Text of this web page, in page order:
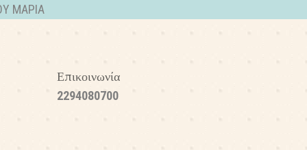
ΜΑΡΙΑ
Επικοινωνία
2294080700